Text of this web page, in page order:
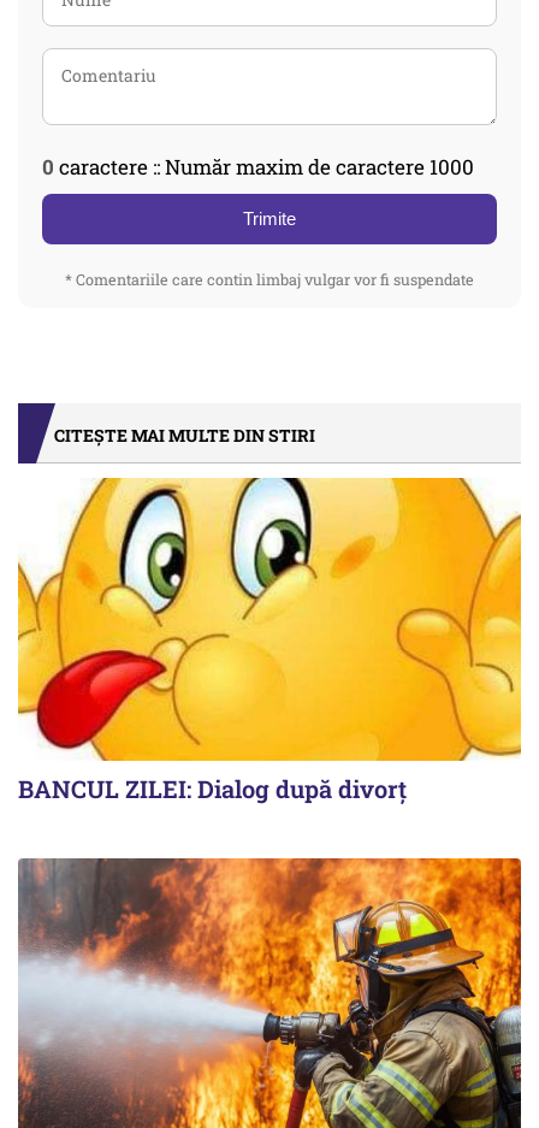
0 caractere :: Număr maxim de caractere 1000
Trimite
* Comentariile care contin limbaj vulgar vor fi suspendate
CITEȘTE MAI MULTE DIN STIRI
BANCUL ZILEI: Dialog după divorț